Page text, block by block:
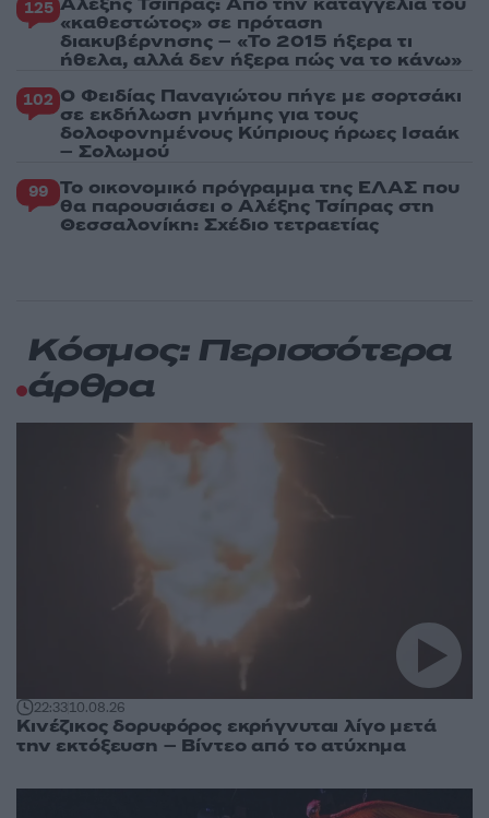
125 Αλέξης Τσίπρας: Από την καταγγελία του
«καθεστώτος» σε πρόταση
διακυβέρνησης – «Το 2015 ήξερα τι
ήθελα, αλλά δεν ήξερα πώς να το κάνω»
102 Ο Φειδίας Παναγιώτου πήγε με σορτσάκι
σε εκδήλωση μνήμης για τους
δολοφονημένους Κύπριους ήρωες Ισαάκ
– Σολωμού
99 Το οικονομικό πρόγραμμα της ΕΛΑΣ που
θα παρουσιάσει ο Αλέξης Τσίπρας στη
Θεσσαλονίκη: Σχέδιο τετραετίας
Κόσμος: Περισσότερα
άρθρα
22:3310.08.26
Κινέζικος δορυφόρος εκρήγνυται λίγο μετά
την εκτόξευση – Βίντεο από το ατύχημα